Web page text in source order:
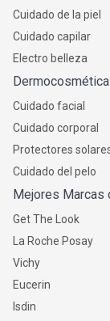
Cuidado de la piel
Cuidado capilar
Electro belleza
Dermocosmética
Cuidado facial
Cuidado corporal
Protectores
Cuidado del pelo
Mejores Marcas
Get The Look
La Roche Posay
Vichy
Eucerin
Isdin